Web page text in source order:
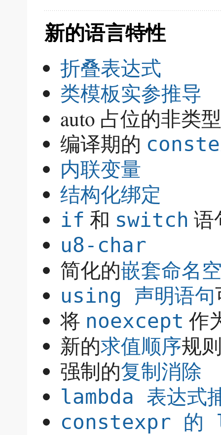
新的语言特性
折叠表达式
类模板实参推导
auto 占位的非类型
编译期的
内联变量
结构化绑定
if 和 switch 语
u8-char
简化的嵌套命名
using 声明语句
将 noexcept 作
新的求值顺序规
强制的复制消除
lambda 表达
constexpr 的